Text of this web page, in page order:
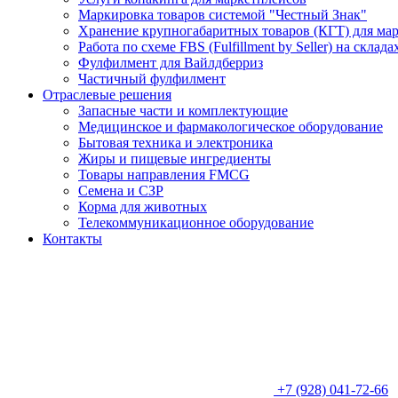
Маркировка товаров системой "Честный Знак"
Хранение крупногабаритных товаров (КГТ) для
Работа по схеме FBS (Fulfillment by Seller) на
Фулфилмент для Вайлдберриз
Частичный фулфилмент
Отраслевые решения
Запасные части и комплектующие
Медицинское и фармакологическое оборудование
Бытовая техника и электроника
Жиры и пищевые ингредиенты
Товары направления FMCG
Семена и СЗР
Корма для животных
Телекоммуникационное оборудование
Контакты
+7 (928) 041-72-66